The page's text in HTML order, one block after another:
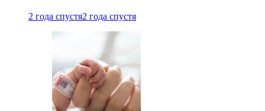
2 года спустя2 года спустя